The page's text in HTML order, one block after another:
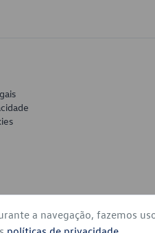
os direitos reservados
a navegação, fazemos